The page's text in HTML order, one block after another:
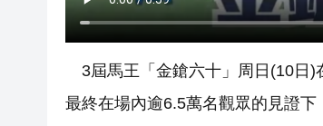
3屆馬王「金鎗六十」周日(10日)
最終在場內逾6.5萬名觀眾的見證